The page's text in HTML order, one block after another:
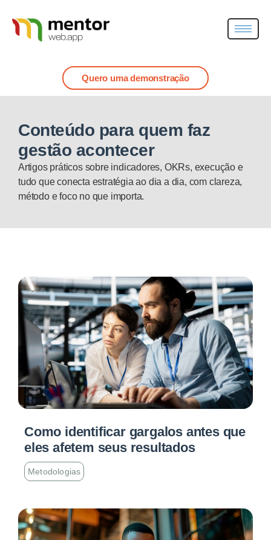
Quero uma demonstração
Conteúdo para quem faz
gestão acontecer
Artigos práticos sobre indicadores, OKRs, execução e
tudo que conecta estratégia ao dia a dia, com clareza,
método e foco no que importa.
Como identificar gargalos antes que
eles afetem seus resultados
Metodologias